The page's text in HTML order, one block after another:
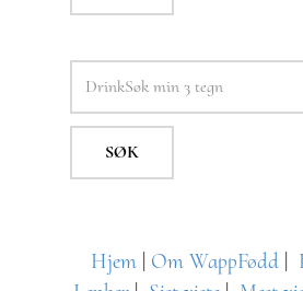
SØK
Hjem Om WappFødd